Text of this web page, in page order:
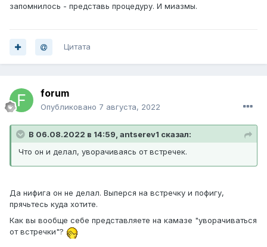
запомнилось - представь процедуру. И миазмы.
Цитата
forum
Опубликовано 7 августа, 2022
В 06.08.2022 в 14:59, antserev1 сказал:
Что он и делал, уворачиваясь от встречек.
Да нифига он не делал. Выперся на встречку и пофигу,
прячьтесь куда хотите.
Как вы вообще себе представляете на камазе "уворачиваться
от встречки"?